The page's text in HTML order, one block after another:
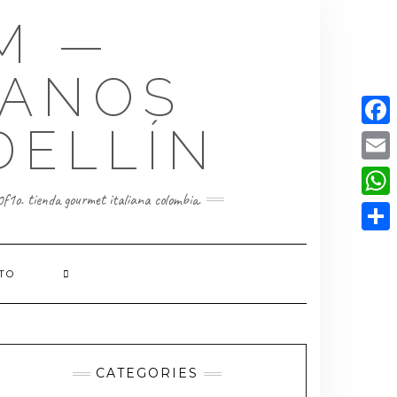
—
tienda gourmet italiana colombia.
CATEGORIES
Email